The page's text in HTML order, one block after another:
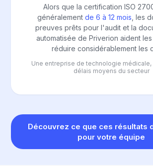
Alors que la certification ISO
généralement de 6 à 12 mois , les
preuves prêts pour l'audit et la
automatisée de Priverion aident
réduire considérablement les
Une entreprise de technologie médicale,
délais moyens du secteur
Découvrez ce que ces résultats
pour votre équipe